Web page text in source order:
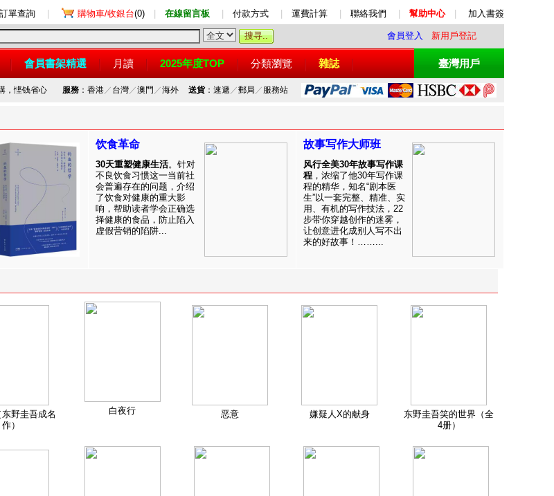
訂單查詢 購物車/收銀台(0) 在線留言板 付款方式 運費計算 聯絡我們 幫助中心 加入書簽
會員登入 新用戶登記
會員書架精選 月讀 2025年度TOP 分類瀏覽 雜誌 臺灣用戶
，悭钱省心 服務：香港／ 台灣／澳門 ／海外 送貨：速遞 ／郵局 ／ 服務站
饮食革命
30天重塑健康生活。针对
不良饮食习惯这一当前社
会普遍存在的问题，介绍
了饮食对健康的重大影
响，帮助读者学会正确选
择健康的食品，防止陷入
虚假营销的陷阱...
故事写作大师班
风行全美30年故事写作课
程 ，浓缩了他30年写作课
程的精华，知名“剧本医
生”以一套完整、精准、实
用、有机的写作技法，22
步带你穿越创作的迷雾，
让创意进化成别人写不出
来的好故事！……...
野圭吾成名
作）
白夜行 恶意 嫌疑人X的献身
东野圭吾笑的世界（全
4册）